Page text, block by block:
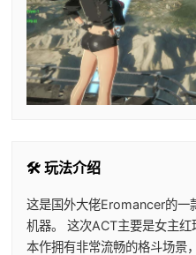
🛠️ 玩法介绍
这是国外大佬Eromancer的一
机器。 这次ACT主要是女主
本作拥有非常流畅的格斗场景